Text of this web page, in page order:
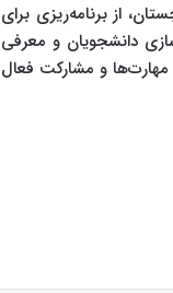
از برنامه‌ریزی برای
دانشجویان و معرفی
مهارت‌ها و مشارکت فعال